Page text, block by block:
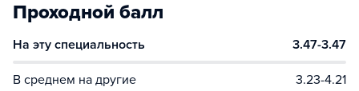
Проходной балл
На эту специальность 3.47-3.47
В среднем на другие 3.23-4.21